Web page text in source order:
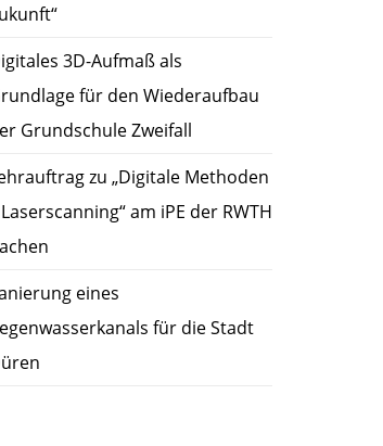
3D-Aufmaß als
für den Wiederaufbau
Grundschule Zweifall
zu „Digitale Methoden
am iPE der RWTH
eines
für die Stadt